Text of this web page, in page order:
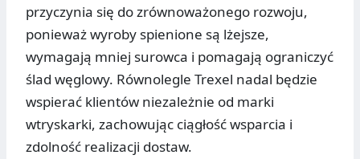
przyczynia się do zrównoważonego rozwoju,
ponieważ wyroby spienione są lżejsze,
wymagają mniej surowca i pomagają ograniczyć
ślad węglowy. Równolegle Trexel nadal będzie
wspierać klientów niezależnie od marki
wtryskarki, zachowując ciągłość wsparcia i
zdolność realizacji dostaw.